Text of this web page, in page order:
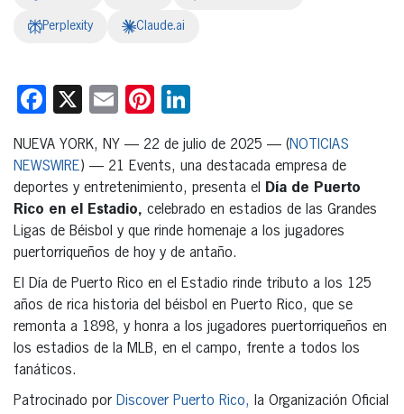
Perplexity Claude.ai
Facebook
X EmailPinterest
NUEVA YORK, NY — 22 de julio de 2025 — (NOTICIAS
NEWSWIRE) — 21 Events, una destacada empresa de
deportes y entretenimiento, presenta el
Día de Puerto
Rico en el Estadio, celebrado en estadios de las Grandes
Ligas de Béisbol y que rinde homenaje a los jugadores
puertorriqueños de hoy y de antaño.
El Día de Puerto Rico en el Estadio rinde tributo a los 125
años de rica historia del béisbol en Puerto Rico, que se
remonta a 1898, y honra a los jugadores puertorriqueños en
los estadios de la MLB, en el campo, frente a todos los
fanáticos.
Patrocinado por Discover Puerto Rico,
la Organización Oficial